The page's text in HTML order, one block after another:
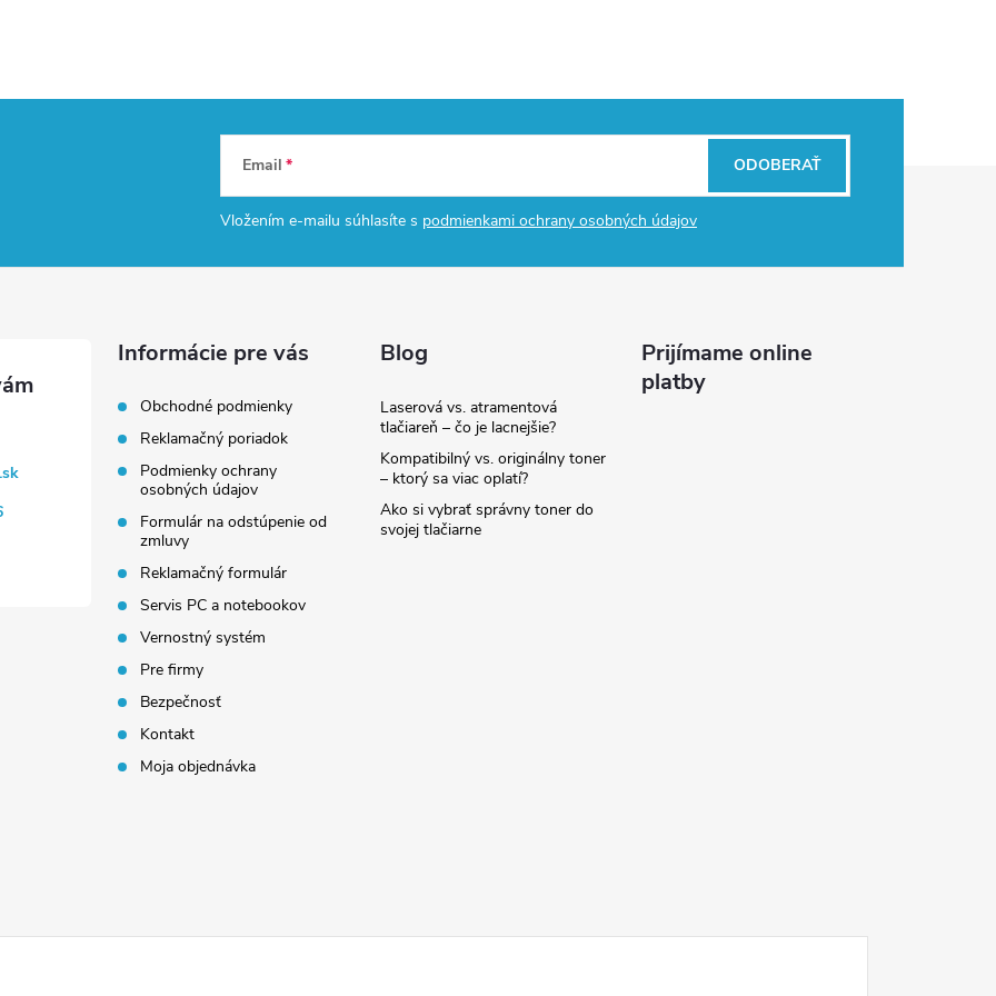
Email
Vložením e-mailu súhlasíte s podmienkami ochrany osobných údajov
ODOBERAŤ
Informácie pre vás
Obchodné podmienky
Reklamačný poriadok
Podmienky ochrany
osobných údajov
Formulár na odstúpenie od
zmluvy
Reklamačný formulár
Servis PC a notebookov
Vernostný systém
Pre firmy
Bezpečnosť
Kontakt
Moja objednávka
Blog
Laserová vs. atramentová
tlačiareň – čo je lacnejšie?
Kompatibilný vs. originálny toner
– ktorý sa viac oplatí?
Ako si vybrať správny toner do
svojej tlačiarne
Prijímame online
platby